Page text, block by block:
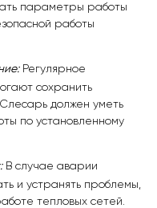
параметры работы
работы
Регулярное
сохранить
должен уметь
по установленному
В случае аварии
и устранять проблемы,
тепловых сетей.